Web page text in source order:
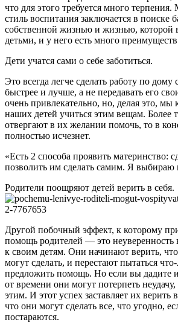
что для этого требуется много
стиль воспитания заключается в поиске
собственной жизнью и жизнью, которой
детьми, и у него есть много
Дети учатся сами о себе заботиться.
Это всегда легче сделать работу по дому
быстрее и лучше, а не передавать его
очень привлекательно, но, делая это, мы
наших детей учиться этим вещам. Более
отвергают в их желании помочь, то в
полностью исчезнет.
«Есть 2 способа проявить материнство:
позволить им сделать самим. Я выбираю
Родители поощряют детей верить в себя.
Другой побочный эффект, к которому
помощь родителей — это неуверенность
к своим детям. Они начинают верить,
могут сделать, и перестают пытаться
предложить помощь. Но если вы дадите
от времени они могут потерпеть неудачу,
этим. И этот успех заставляет их верить
что они могут сделать все, что угодно,
постараются.